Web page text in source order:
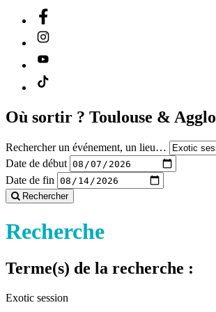
Où sortir ? Toulouse & Agglo
Rechercher un événement, un lieu…
Date de début
Date de fin
Rechercher
Recherche
Terme(s) de la recherche :
Exotic session